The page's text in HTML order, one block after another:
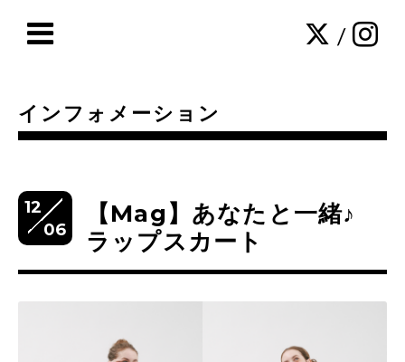
/
インフォメーション
12
06
【Mag】あなたと一緒♪
ラップスカート